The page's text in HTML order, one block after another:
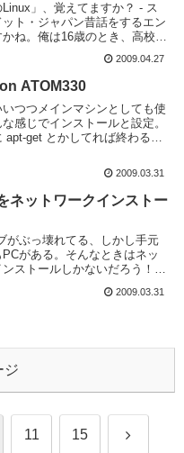
Linux」、覚えてますか？ - ス
ト・ジャパン昔話をするエン
かね。俺は16歳のとき、高校の
室みたいなところでよく先生と
たんだけど、自作PC作るって
に情報の先生から手渡された
2009.04.27
ATOM330
つつメインマシンとしても使
感じでインストールと設定。
apt-get とかしてれば終わる。
2009.03.31
ネットワークインストー
がぶっ壊れてる、しかし手元
がある。そんなときはネッ
ンストールしかないだろう！と
にしました。ありがとうござい
2009.03.31
ジ
11 15 次